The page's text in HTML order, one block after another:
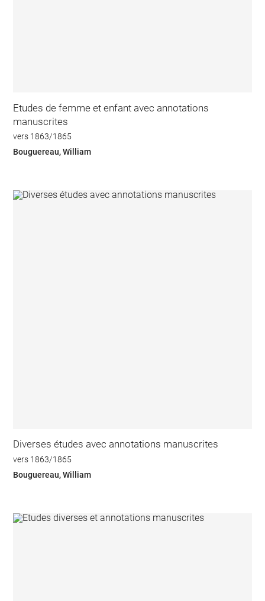
Etudes de femme et enfant avec annotations
manuscrites
vers 1863/1865
Bouguereau, William
Diverses études avec annotations manuscrites
vers 1863/1865
Bouguereau, William